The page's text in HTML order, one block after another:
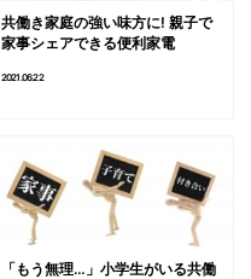
共働き家庭の強い味方に! 親子で
家事シェアできる便利家電
2021.06.22
「もう無理…」小学生がいる共働